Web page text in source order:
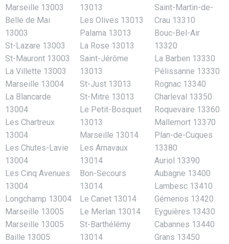
Marseille 13003
Belle de Mai
13003
St-Lazare 13003
St-Mauront 13003
La Villette 13003
Marseille 13004
La Blancarde
13004
Les Chartreux
13004
Les Chutes-Lavie
13004
Les Cinq Avenues
13004
Longchamp 13004
Marseille 13005
Marseille 13005
Baille 13005
13013
Les Olives 13013
Palama 13013
La Rose 13013
Saint-Jérôme
13013
St-Just 13013
St-Mitre 13013
Le Petit-Bosquet
13013
Marseille 13014
Les Arnavaux
13014
Bon-Secours
13014
Le Canet 13014
Le Merlan 13014
St-Barthélémy
13014
Saint-Martin-de-
Crau 13310
Bouc-Bel-Air
13320
La Barben 13330
Pélissanne 13330
Rognac 13340
Charleval 13350
Roquevaire 13360
Mallemort 13370
Plan-de-Cuques
13380
Auriol 13390
Aubagne 13400
Lambesc 13410
Gémenos 13420
Eyguières 13430
Cabannes 13440
Grans 13450